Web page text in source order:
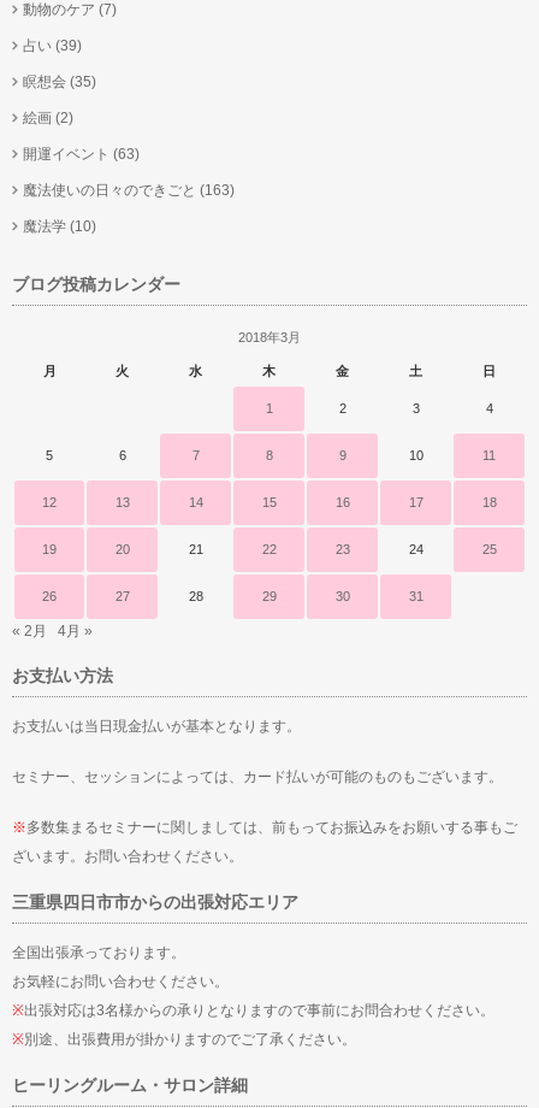
動物のケア (7)
占い (39)
瞑想会 (35)
絵画 (2)
開運イベント (63)
魔法使いの日々のできごと (163)
魔法学 (10)
ブログ投稿カレンダー
2018年3月
月 火 水 木 金 土 日
1 2 3 4
5 6 7 8 9 10 11
12 13 14 15 16 17 18
19 20 21 22 23 24 25
26 27 28 29 30 31
« 2月 4月 »
お支払い方法
お支払いは当日現金払いが基本となります。
セミナー、セッションによっては、カード払いが可能のものもございます。
※多数集まるセミナーに関しましては、前もってお振込みをお願いする事もご
ざいます。お問い合わせください。
三重県四日市市からの出張対応エリア
全国出張承っております。
お気軽にお問い合わせください。
※出張対応は3名様からの承りとなりますので事前にお問合わせください。
※別途、出張費用が掛かりますのでご了承ください。
ヒーリングルーム・サロン詳細